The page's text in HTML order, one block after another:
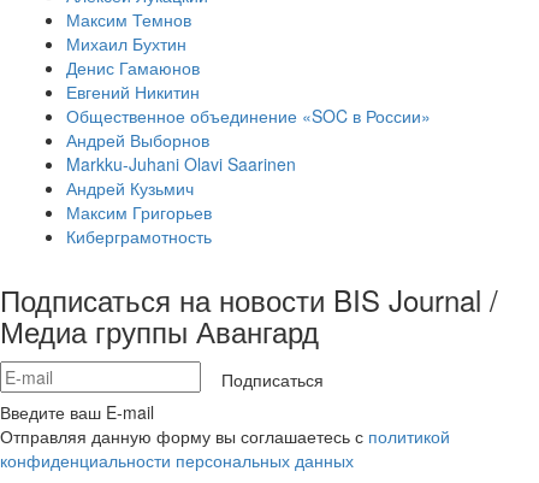
Максим Темнов
Михаил Бухтин
Денис Гамаюнов
Евгений Никитин
Общественное объединение «SOC в России»
Андрей Выборнов
Markku-Juhani Olavi Saarinen
Андрей Кузьмич
Максим Григорьев
Киберграмотность
Подписаться на новости BIS Journal /
Медиа группы Авангард
Подписаться
Введите ваш E-mail
Отправляя данную форму вы соглашаетесь с политикой
конфиденциальности персональных данных